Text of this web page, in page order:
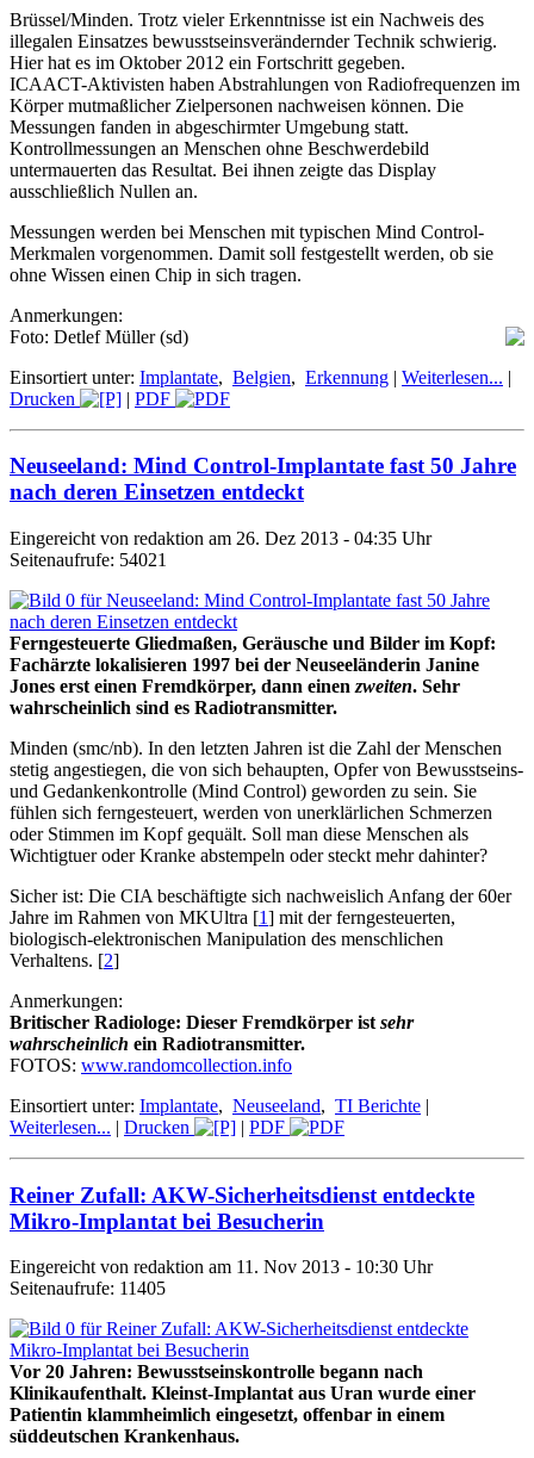
Brüssel/Minden. Trotz vieler Erkenntnisse ist ein Nachweis des
illegalen Einsatzes bewusstseinsverändernder Technik schwierig.
Hier hat es im Oktober 2012 ein Fortschritt gegeben.
ICAACT-Aktivisten haben Abstrahlungen von Radiofrequenzen im
Körper mutmaßlicher Zielpersonen nachweisen können. Die
Messungen fanden in abgeschirmter Umgebung statt.
Kontrollmessungen an Menschen ohne Beschwerdebild
untermauerten das Resultat. Bei ihnen zeigte das Display
ausschließlich Nullen an.
Messungen werden bei Menschen mit typischen Mind Control-
Merkmalen vorgenommen. Damit soll festgestellt werden, ob sie
ohne Wissen einen Chip in sich tragen.
Anmerkungen:
Foto: Detlef Müller (sd)
Einsortiert unter: Implantate, Belgien, Erkennung | Weiterlesen... |
Drucken
| PDF
Neuseeland: Mind Control-Implantate fast 50 Jahre
nach deren Einsetzen entdeckt
Eingereicht von redaktion am 26. Dez 2013 - 04:35 Uhr
Seitenaufrufe: 54021
Ferngesteuerte Gliedmaßen, Geräusche und Bilder im Kopf:
Fachärzte lokalisieren 1997 bei der Neuseeländerin Janine
Jones erst einen Fremdkörper, dann einen zweiten. Sehr
wahrscheinlich sind es Radiotransmitter.
Minden (smc/nb). In den letzten Jahren ist die Zahl der Menschen
stetig angestiegen, die von sich behaupten, Opfer von Bewusstseins-
und Gedankenkontrolle (Mind Control) geworden zu sein. Sie
fühlen sich ferngesteuert, werden von unerklärlichen Schmerzen
oder Stimmen im Kopf gequält. Soll man diese Menschen als
Wichtigtuer oder Kranke abstempeln oder steckt mehr dahinter?
Sicher ist: Die CIA beschäftigte sich nachweislich Anfang der 60er
Jahre im Rahmen von MKUltra [1] mit der ferngesteuerten,
biologisch-elektronischen Manipulation des menschlichen
Verhaltens. [2]
Anmerkungen:
Britischer Radiologe: Dieser Fremdkörper ist sehr
wahrscheinlich ein Radiotransmitter.
FOTOS: www.randomcollection.info
Einsortiert unter: Implantate, Neuseeland, TI Berichte |
Weiterlesen... | Drucken | PDF
Reiner Zufall: AKW-Sicherheitsdienst entdeckte
Mikro-Implantat bei Besucherin
Eingereicht von redaktion am 11. Nov 2013 - 10:30 Uhr
Seitenaufrufe: 11405
Vor 20 Jahren: Bewusstseinskontrolle begann nach
Klinikaufenthalt. Kleinst-Implantat aus Uran wurde einer
Patientin klammheimlich eingesetzt, offenbar in einem
süddeutschen Krankenhaus.